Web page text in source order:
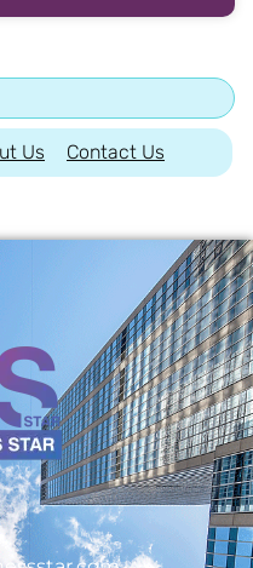
Us Contact Us